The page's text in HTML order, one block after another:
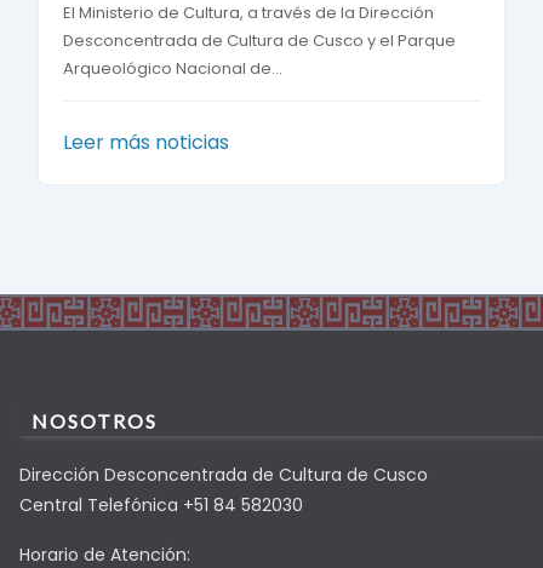
El Ministerio de Cultura, a través de la Dirección
Desconcentrada de Cultura de Cusco y el Parque
Arqueológico Nacional de...
Leer más noticias
NOSOTROS
Dirección Desconcentrada de Cultura de Cusco
Central Telefónica +51 84 582030
Horario de Atención: